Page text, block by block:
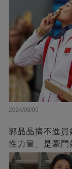
2024/08/05
郭晶晶擠不進
性力量」是豪門